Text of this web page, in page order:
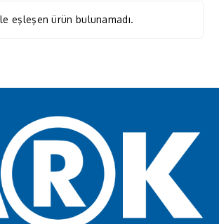
eşleşen ürün bulunamadı.